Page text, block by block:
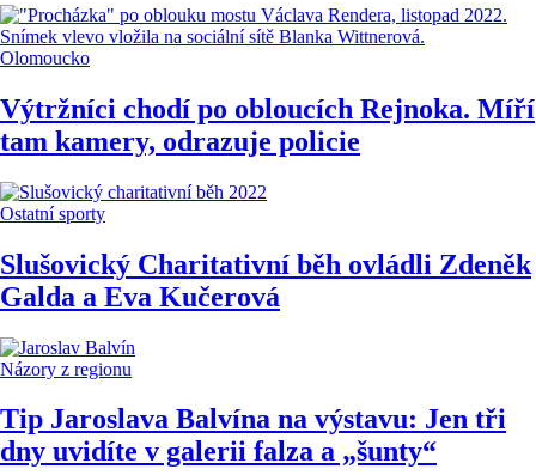
Olomoucko
Výtržníci chodí po obloucích Rejnoka. Míří
tam kamery, odrazuje policie
Ostatní sporty
Slušovický Charitativní běh ovládli Zdeněk
Galda a Eva Kučerová
Názory z regionu
Tip Jaroslava Balvína na výstavu: Jen tři
dny uvidíte v galerii falza a „šunty“